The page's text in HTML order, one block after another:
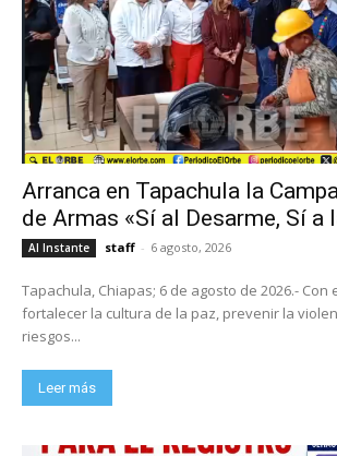
Arranca en Tapachula la
de Armas «Sí al Desarme, Sí a
Al Instante staff - 6 agosto, 2026
Tapachula, Chiapas; 6 de agosto de 2026.- Con
fortalecer la cultura de la paz, prevenir la
riesgos...
Leer más